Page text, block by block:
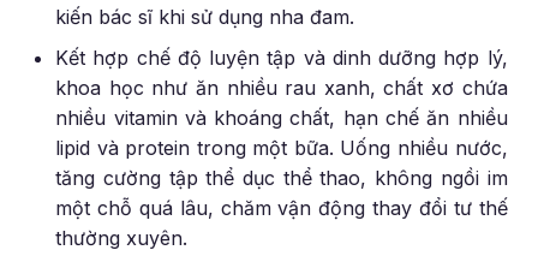
kiến bác sĩ khi sử dụng nha đam.
Kết hợp chế độ luyện tập và dinh dưỡng hợp lý,
khoa học như ăn nhiều rau xanh, chất xơ chứa
nhiều vitamin và khoáng chất, hạn chế ăn nhiều
lipid và protein trong một bữa. Uống nhiều nước,
tăng cường tập thể dục thể thao, không ngồi im
một chỗ quá lâu, chăm vận động thay đổi tư thế
thường xuyên.